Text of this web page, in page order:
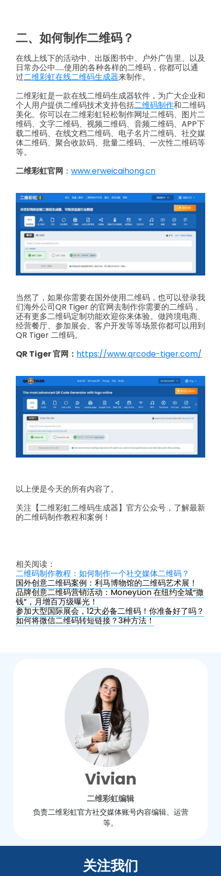
二、如何制作二维码？
在线上线下的活动中、出版图书中、户外广告里、以及
日常办公中……使用的各种各样的二维码，你都可以通
过二维彩虹在线二维码生成器来制作。
二维彩虹是一款在线二维码生成器软件，为广大企业和
个人用户提供二维码技术支持包括二维码制作和二维码
美化。你可以在二维彩虹轻松制作网址二维码、图片二
维码、文字二维码、视频二维码、音频二维码、APP下
载二维码、在线文档二维码、电子名片二维码、社交媒
体二维码、聚合收款码、批量二维码、一次性二维码等
等。
二维彩虹官网 ： www.erweicaihong.cn
当然了，如果你需要在国外使用二维码，也可以登录我
们海外公司QR Tiger 的官网去制作你需要的二维码，
还有更多二维码定制功能欢迎你来体验。做跨境电商、
经营餐厅、参加展会、客户开发等等场景你都可以用到
QR Tiger 二维码。
QR Tiger 官网： https://www.qrcode-tiger.com/
以上便是今天的所有内容了。
关注【二维彩虹二维码生成器】官方公众号，了解最新
的二维码制作教程和案例！
相关阅读：
二维码制作教程：如何制作一个社交媒体二维码？
国外创意二维码案例：利马博物馆的二维码艺术展！
品牌创意二维码营销活动：MoneyLion 在纽约全城“撒
钱”，月增百万级曝光！
参加大型国际展会，12大必备二维码！你准备好了吗？
如何将微信二维码转短链接？3种方法！
Vivian
二维彩虹编辑
负责二维彩虹官方社交媒体账号内容编辑、运营
等。
关注我们